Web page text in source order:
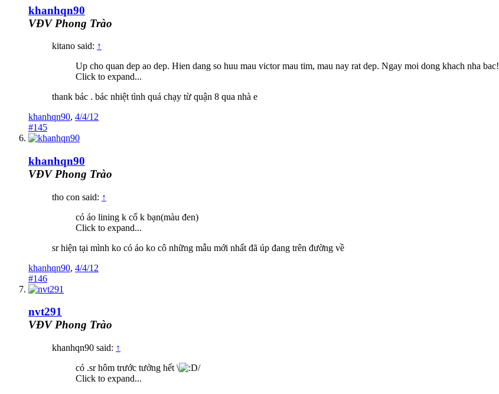
khanhqn90
VĐV Phong Trào
kitano said: ↑
Up cho quan dep ao dep. Hien dang so huu mau victor mau tim, mau nay rat dep. Ngay moi dong khach nha bac!
Click to expand...
thank bác . bác nhiệt tình quá chạy từ quận 8 qua nhà e
khanhqn90, 4/4/12
#145
khanhqn90
VĐV Phong Trào
tho con said: ↑
có áo lining k cổ k bạn(màu đen)
Click to expand...
sr hiện tại mình ko có áo ko cô những mẫu mới nhất đã úp đang trên đường về
khanhqn90, 4/4/12
#146
nvt291
VĐV Phong Trào
khanhqn90 said: ↑
có .sr hôm trước tưởng hết \
/
Click to expand...